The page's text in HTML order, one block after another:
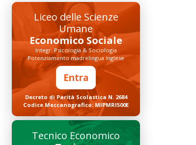
Liceo delle Scienze
Umane
Economico Sociale
Integr. Psicologia & Sociologia
Potenziamento madrelingua Inglese
Entra
Decreto di Parità Scolastica N. 2684
Codice Meccanografico: MIPMRI500E
Tecnico Economico